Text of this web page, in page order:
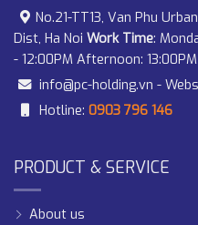
No.21-TT13, Van Phu
Dist, Ha Noi Work Time:
- 12:00PM Afternoon:
info@pc-holding.vn -
Hotline: 0903 796 146
PRODUCT & SERVICE
About us